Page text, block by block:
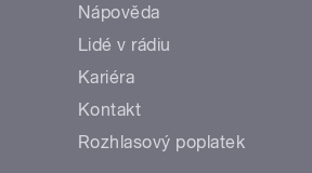
Nápověda
Lidé v rádiu
Kariéra
Kontakt
Rozhlasový poplatek